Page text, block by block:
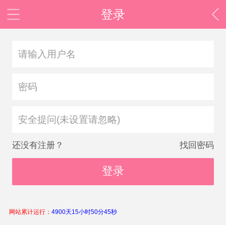
登录
安全提问(未设置请忽略)
还没有注册？ 找回密码
登录
网站累计运行： 4900天15小时50分45秒